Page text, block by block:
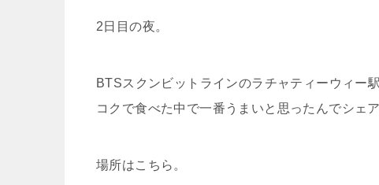
2日目の夜。
BTSスクンビットラインのラチャティーウィー
コクで食べた中で一番うまいと思ったんでシェア
場所はこちら。